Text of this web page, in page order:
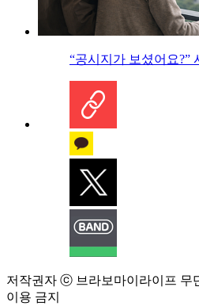
“공시지가 보셨어요?”
저작권자 ⓒ 브라보마이라이프 무
이용 금지